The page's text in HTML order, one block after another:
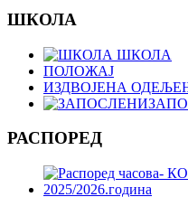
ШКОЛА
ШКОЛА
ПОЛОЖАЈ
ИЗДВОЈЕНА
РАСПОРЕД